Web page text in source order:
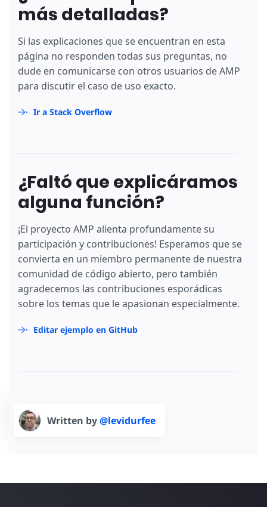
más detalladas?
Si las explicaciones que se encuentran en esta
página no responden todas sus preguntas, no
dude en comunicarse con otros usuarios de AMP
para discutir el caso de uso exacto.
Ir a Stack Overflow
¿Faltó que explicáramos
alguna función?
¡El proyecto AMP alienta profundamente su
participación y contribuciones! Esperamos que se
convierta en un miembro permanente de nuestra
comunidad de código abierto, pero también
agradecemos las contribuciones esporádicas
sobre los temas que le apasionan especialmente.
Editar ejemplo en GitHub
Written by@levidurfee